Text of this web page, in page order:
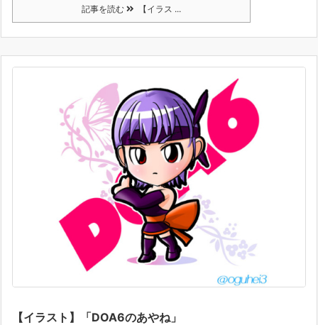
記事を読む 【イラス ...
【イラスト】「DOA6のあやね」